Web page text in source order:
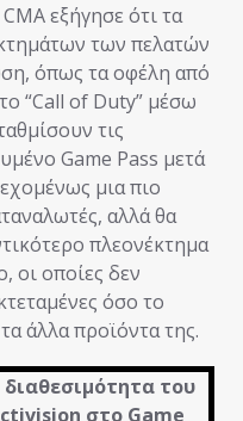
εξήγησε ότι τα
των πελατών
όπως τα οφέλη από
“Call of Duty” μέσω
τις
Game Pass μετά
μια πιο
αλλά θα
πλεονέκτημα
οι οποίες δεν
όσο το
άλλα προϊόντα της.
του
στο Game